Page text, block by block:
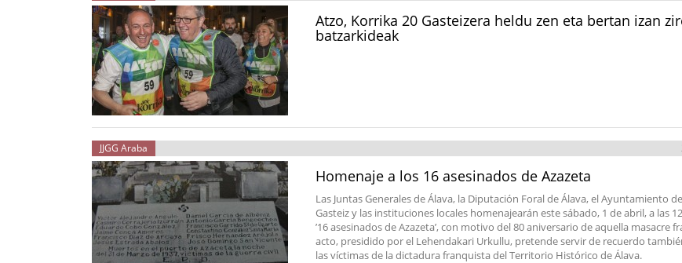
Atzo, Korrika 20 Gasteizera heldu zen eta bertan izan
batzarkideak
JJGG Araba
Homenaje a los 16 asesinados de Azazeta
Las Juntas Generales de Álava, la Diputación Foral de Álava, el Ayuntamiento
Gasteiz y las instituciones locales homenajearán este sábado, 1 de abril, a las
’16 asesinados de Azazeta’, con motivo del 80 aniversario de aquella masacre
acto, presidido por el Lehendakari Urkullu, pretende servir de recuerdo
las víctimas de la dictadura franquista del Territorio Histórico de Álava.